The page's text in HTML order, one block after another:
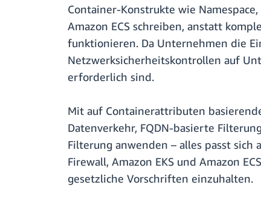
Container-Konstrukte wie
Amazon ECS schreiben, anstatt
funktionieren. Da Unternehmen die
Netzwerksicherheitskontrollen auf
erforderlich sind.
Mit auf Containerattributen
Datenverkehr, FQDN-basierte
Filterung anwenden – alles passt
Firewall, Amazon EKS und Amazon
gesetzliche Vorschriften einzuhalten.